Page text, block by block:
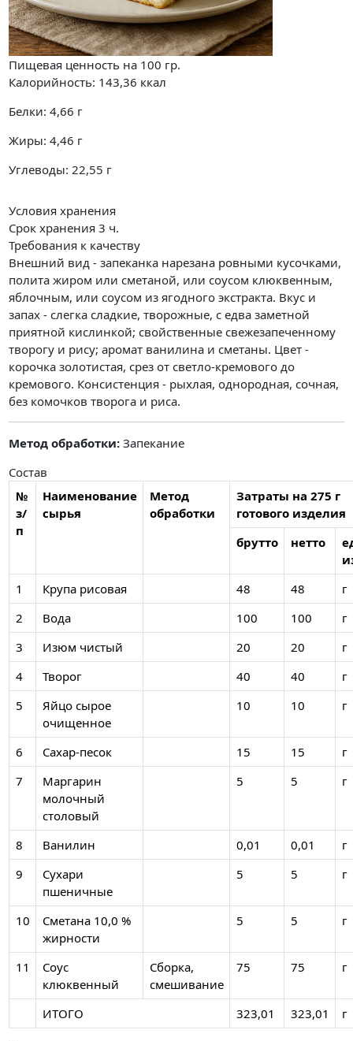
Пищевая ценность на 100 гр.
Калорийность: 143,36 ккал
Белки: 4,66 г
Жиры: 4,46 г
Углеводы: 22,55 г
Условия хранения
Срок хранения 3 ч.
Требования к качеству
Внешний вид - запеканка нарезана ровными кусочками,
полита жиром или сметаной, или соусом клюквенным,
яблочным, или соусом из ягодного экстракта. Вкус и
запах - слегка сладкие, творожные, с едва заметной
приятной кислинкой; свойственные свежезапеченному
творогу и рису; аромат ванилина и сметаны. Цвет -
корочка золотистая, срез от светло-кремового до
кремового. Консистенция - рыхлая, однородная, сочная,
без комочков творога и риса.
Метод обработки: Запекание
Состав
№
з/
п
Наименование
сырья
Метод
обработки
Затраты на 275 г
готового изделия
брутто
нетто
1
Крупа рисовая 48 48
г
2
Вода 100 100
г
3
Изюм чистый 20 20
г
4
Творог 40 40
г
5
Яйцо сырое
очищенное
10 10 г
6 Сахар-песок 15 15
г
7
Маргарин
молочный
столовый
5 5 г
8 Ванилин 0,01 0,01
г
9
Сухари
пшеничные
5 5 г
10
Сметана 10,0 %
жирности
5 5 г
11
Соус
клюквенный
Сборка,
смешивание
75 75 г
ИТОГО 323,01 323,01 г